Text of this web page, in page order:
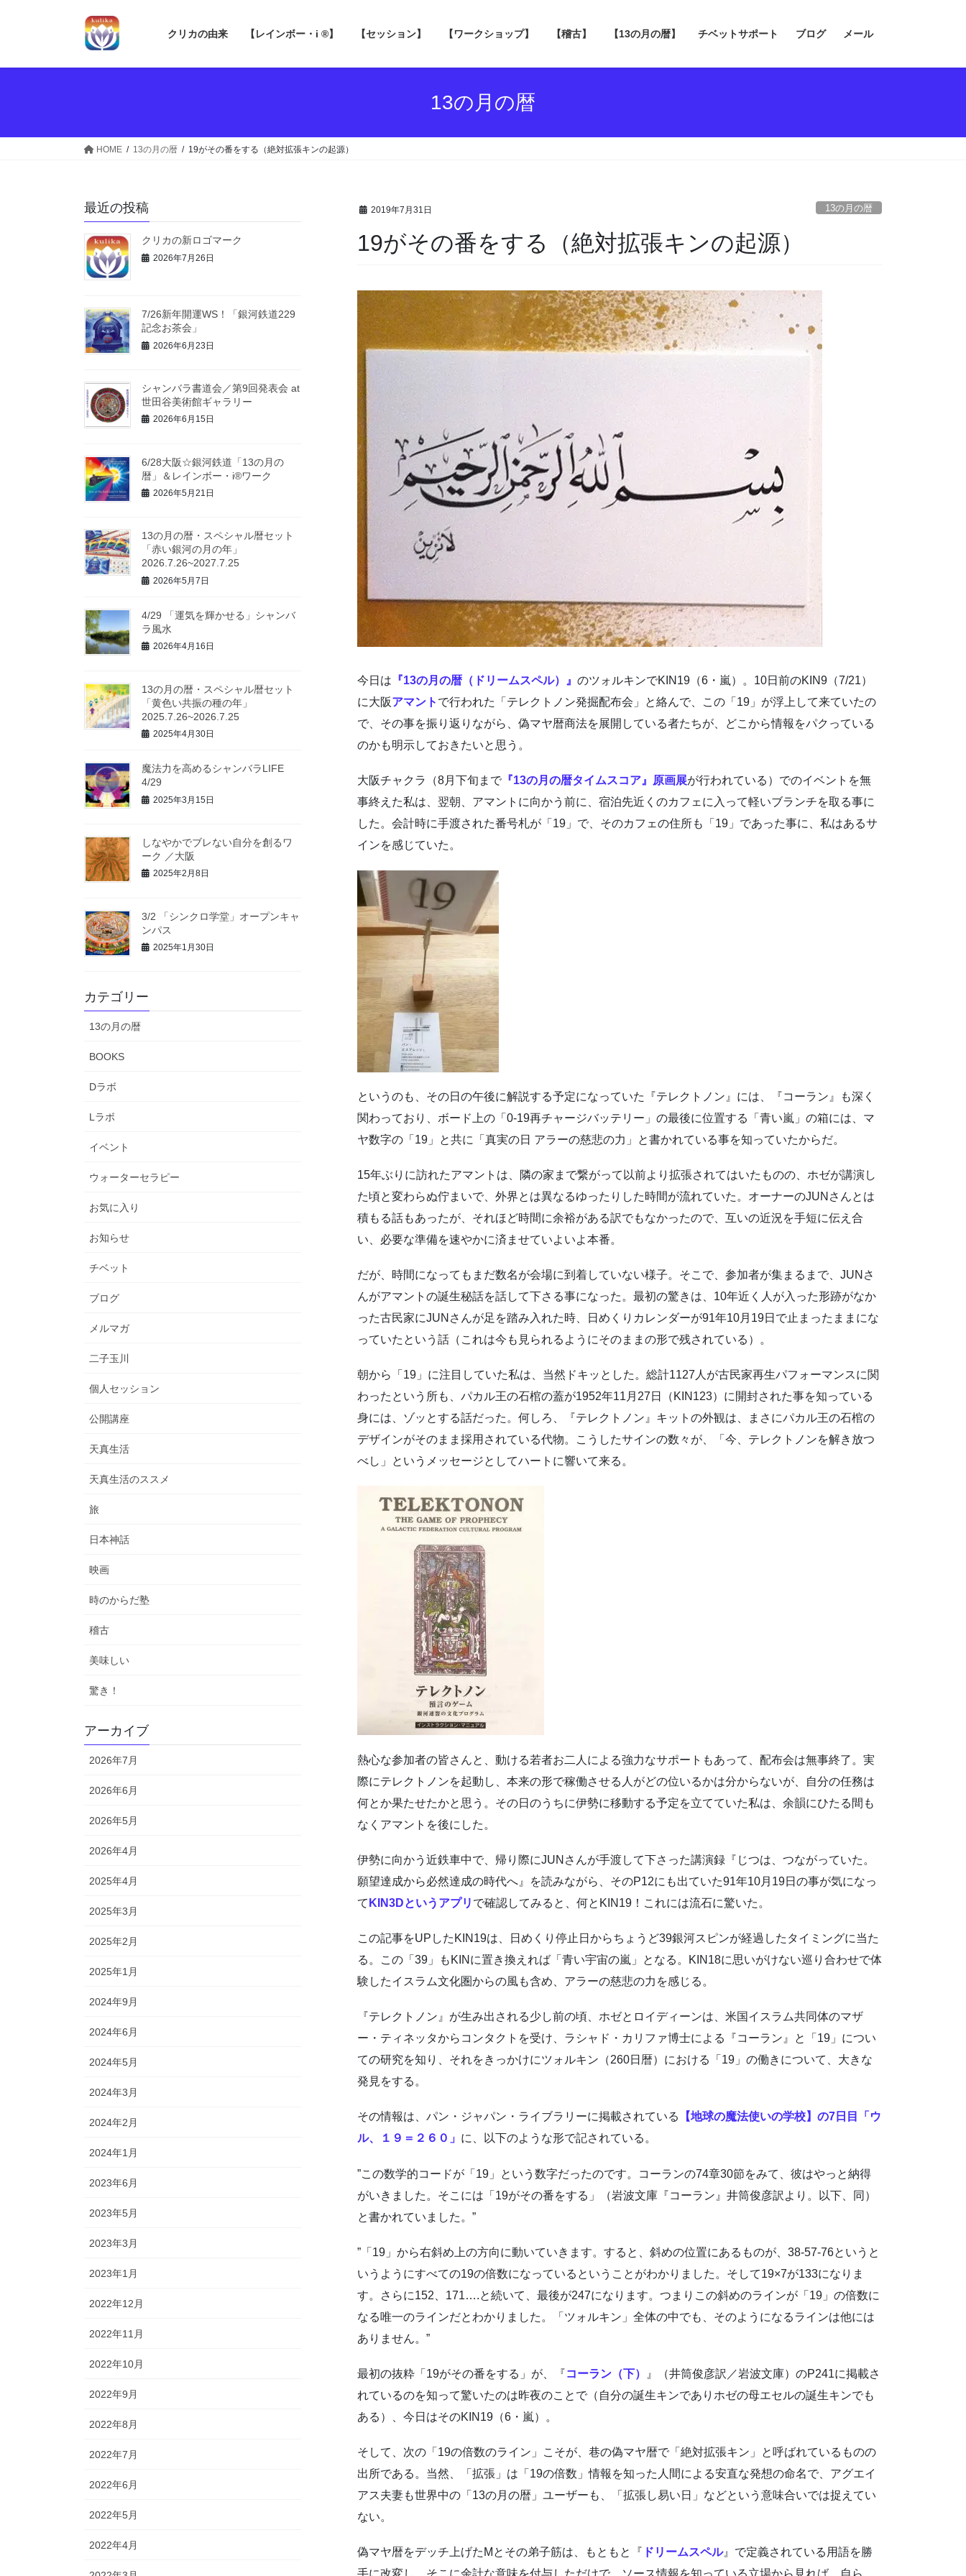
クリカの由来 【レインボー・i ®】 【セッション】 【ワークショップ】 【稽古】 【13の月の暦】 チベットサポート ブログ メール
13の月の暦
HOME 13の月の暦 19がその番をする（絶対拡張キンの起源）
2019年7月31日 13の月の暦
19がその番をする（絶対拡張キンの起源）
今日は 『13の月の暦（ドリームスペル）』 のツォルキンでKIN19（6・嵐）。10日前のKIN9（7/21）
に大阪アマント で行われた「テレクトノン発掘配布会」と絡んで、この「19」が浮上して来ていたの
で、その事を振り返りながら、偽マヤ暦商法を展開している者たちが、どこから情報をパクっている
のかも明示しておきたいと思う。
大阪チャクラ（8月下旬まで 『13の月の暦タイムスコア』原画展が行われている）でのイベントを無
事終えた私は、翌朝、アマントに向かう前に、宿泊先近くのカフェに入って軽いブランチを取る事に
した。会計時に手渡された番号札が「19」で、そのカフェの住所も「19」であった事に、私はあるサ
インを感じていた。
というのも、その日の午後に解説する予定になっていた『テレクトノン』には、『コーラン』も深く
関わっており、ボード上の「0-19再チャージバッテリー」の最後に位置する「青い嵐」の箱には、マ
ヤ数字の「19」と共に「真実の日 アラーの慈悲の力」と書かれている事を知っていたからだ。
15年ぶりに訪れたアマントは、隣の家まで繋がって以前より拡張されてはいたものの、ホゼが講演し
た頃と変わらぬ佇まいで、外界とは異なるゆったりした時間が流れていた。オーナーのJUNさんとは
積もる話もあったが、それほど時間に余裕がある訳でもなかったので、互いの近況を手短に伝え合
い、必要な準備を速やかに済ませていよいよ本番。
だが、時間になってもまだ数名が会場に到着していない様子。そこで、参加者が集まるまで、JUNさ
んがアマントの誕生秘話を話して下さる事になった。最初の驚きは、10年近く人が入った形跡がなか
った古民家にJUNさんが足を踏み入れた時、日めくりカレンダーが91年10月19日で止まったままにな
っていたという話（これは今も見られるようにそのままの形で残されている）。
朝から「19」に注目していた私は、当然ドキッとした。総計1127人が古民家再生パフォーマンスに関
わったという所も、パカル王の石棺の蓋が1952年11月27日（KIN123）に開封された事を知っている
身には、ゾッとする話だった。何しろ、『テレクトノン』キットの外観は、まさにパカル王の石棺の
デザインがそのまま採用されている代物。こうしたサインの数々が、「今、テレクトノンを解き放つ
べし」というメッセージとしてハートに響いて来る。
熱心な参加者の皆さんと、動ける若者お二人による強力なサポートもあって、配布会は無事終了。実
際にテレクトノンを起動し、本来の形で稼働させる人がどの位いるかは分からないが、自分の任務は
何とか果たせたかと思う。その日のうちに伊勢に移動する予定を立てていた私は、余韻にひたる間も
なくアマントを後にした。
伊勢に向かう近鉄車中で、帰り際にJUNさんが手渡して下さった講演録『じつは、つながっていた。
願望達成から必然達成の時代へ』を読みながら、そのP12にも出ていた91年10月19日の事が気になっ
て KIN3Dというアプリ で確認してみると、何とKIN19！これには流石に驚いた。
この記事をUPしたKIN19は、日めくり停止日からちょうど39銀河スピンが経過したタイミングに当た
る。この「39」もKINに置き換えれば「青い宇宙の嵐」となる。KIN18に思いがけない巡り合わせで体
験したイスラム文化圏からの風も含め、アラーの慈悲の力を感じる。
『テレクトノン』が生み出される少し前の頃、ホゼとロイディーンは、米国イスラム共同体のマザ
ー・ティネッタからコンタクトを受け、ラシャド・カリファ博士による『コーラン』と「19」につい
ての研究を知り、それをきっかけにツォルキン（260日暦）における「19」の働きについて、大きな
発見をする。
その情報は、パン・ジャパン・ライブラリーに掲載されている
【地球の魔法使いの学校】の7日目「ウ
ル、１９＝２６０」 に、以下のような形で記されている。
”この数学的コードが「19」という数字だったのです。コーランの74章30節をみて、彼はやっと納得
がいきました。そこには「19がその番をする」（岩波文庫『コーラン』井筒俊彦訳より。以下、同）
と書かれていました。”
”「19」から右斜め上の方向に動いていきます。すると、斜めの位置にあるものが、38-57-76というと
いうようにすべての19の倍数になっているということがわかりました。そして19×7が133になりま
す。さらに152、171….と続いて、最後が247になります。つまりこの斜めのラインが「19」の倍数に
なる唯一のラインだとわかりました。「ツォルキン」全体の中でも、そのようになるラインは他には
ありません。”
最初の抜粋「19がその番をする」が、『コーラン（下）
』（井筒俊彦訳／岩波文庫）のP241に掲載さ
れているのを知って驚いたのは昨夜のことで（自分の誕生キンでありホゼの母エセルの誕生キンでも
ある）、今日はそのKIN19（6・嵐）。
そして、次の「19の倍数のライン」こそが、巷の偽マヤ暦で「絶対拡張キン」と呼ばれているものの
出所である。当然、「拡張」は「19の倍数」情報を知った人間による安直な発想の命名で、アグエイ
アス夫妻も世界中の「13の月の暦」ユーザーも、「拡張し易い日」などという意味合いでは捉えてい
ない。
偽マヤ暦をデッチ上げたMとその弟子筋は、もともと『 ドリームスペル』で定義されている用語を勝
最近の投稿
クリカの新ロゴマーク
2026年7月26日
7/26新年開運WS！「銀河鉄道229
記念お茶会」
2026年6月23日
シャンバラ書道会／第9回発表会 at
世田谷美術館ギャラリー
2026年6月15日
6/28大阪☆銀河鉄道「13の月の
暦」＆レインボー・i®ワーク
2026年5月21日
13の月の暦・スペシャル暦セット
「赤い銀河の月の年」
2026.7.26~2027.7.25
2026年5月7日
4/29 「運気を輝かせる」シャンバ
ラ風水
2026年4月16日
13の月の暦・スペシャル暦セット
「黄色い共振の種の年」
2025.7.26~2026.7.25
2025年4月30日
魔法力を高めるシャンバラLIFE
4/29
2025年3月15日
しなやかでブレない自分を創るワ
ーク ／大阪
2025年2月8日
3/2 「シンクロ学堂」オープンキャ
ンパス
2025年1月30日
カテゴリー
13の月の暦
BOOKS
Dラボ
Lラボ
イベント
ウォーターセラピー
お気に入り
お知らせ
チベット
ブログ
メルマガ
二子玉川
個人セッション
公開講座
天真生活
天真生活のススメ
旅
日本神話
映画
時のからだ塾
稽古
美味しい
驚き！
アーカイブ
2026年7月
2026年6月
2026年5月
2026年4月
2025年4月
2025年3月
2025年2月
2025年1月
2024年9月
2024年6月
2024年5月
2024年3月
2024年2月
2024年1月
2023年6月
2023年5月
2023年3月
2023年1月
2022年12月
2022年11月
2022年10月
2022年9月
2022年8月
2022年7月
2022年6月
2022年5月
2022年4月